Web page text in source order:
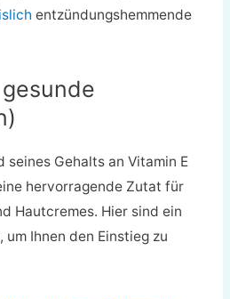
entzündungshemmende
seines Gehalts an Vitamin E
hervorragende Zutat für
Hautcremes. Hier sind ein
Ihnen den Einstieg zu